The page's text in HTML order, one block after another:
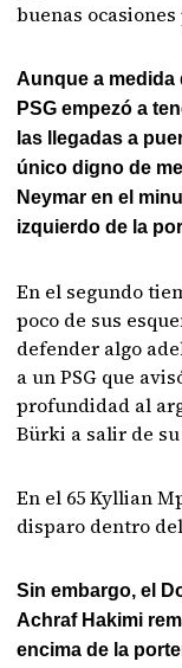
buenas
Aunque a medida
PSG empezó a
las llegadas a
único digno de
Neymar en el
izquierdo de la
En el segundo
poco de sus
defender algo
a un PSG que
profundidad al
Bürki a salir de su
En el 65 Kyllian
disparo dentro
Sin embargo, el
Achraf Hakimi
encima de la